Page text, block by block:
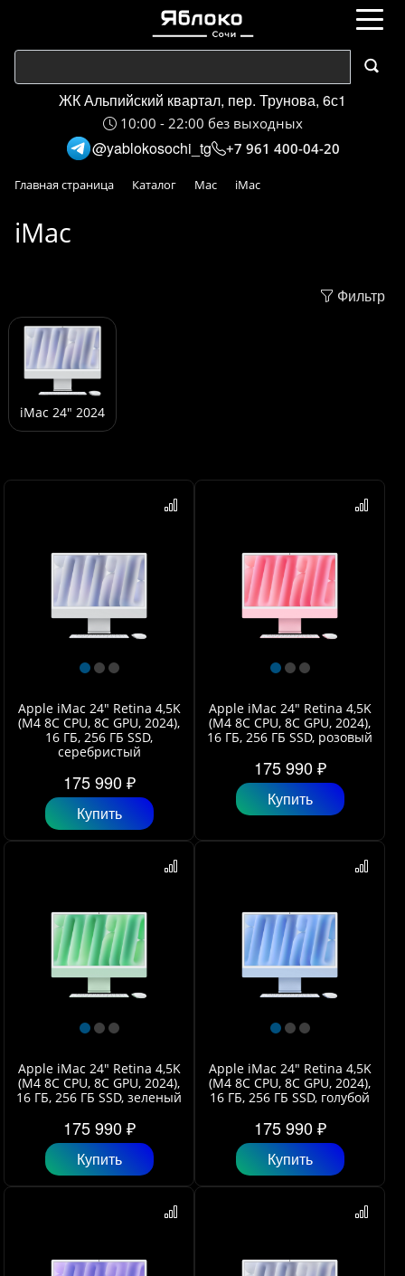
ЖК Альпийский квартал, пер. Трунова, 6с1
10:00 - 22:00 без выходных
@yablokosochi_tg +7 961 400-04-20
Главная страница Каталог Mac iMac
iMac
Фильтр
iMac 24" 2024
Apple iMac 24" Retina 4,5K
(M4 8C CPU, 8C GPU, 2024),
16 ГБ, 256 ГБ SSD,
серебристый
175 990 ₽
Купить
Apple iMac 24" Retina 4,5K
(M4 8C CPU, 8C GPU, 2024),
16 ГБ, 256 ГБ SSD, розовый
175 990 ₽
Купить
Apple iMac 24" Retina 4,5K
(M4 8C CPU, 8C GPU, 2024),
16 ГБ, 256 ГБ SSD, зеленый
175 990 ₽
Купить
Apple iMac 24" Retina 4,5K
(M4 8C CPU, 8C GPU, 2024),
16 ГБ, 256 ГБ SSD, голубой
175 990 ₽
Купить